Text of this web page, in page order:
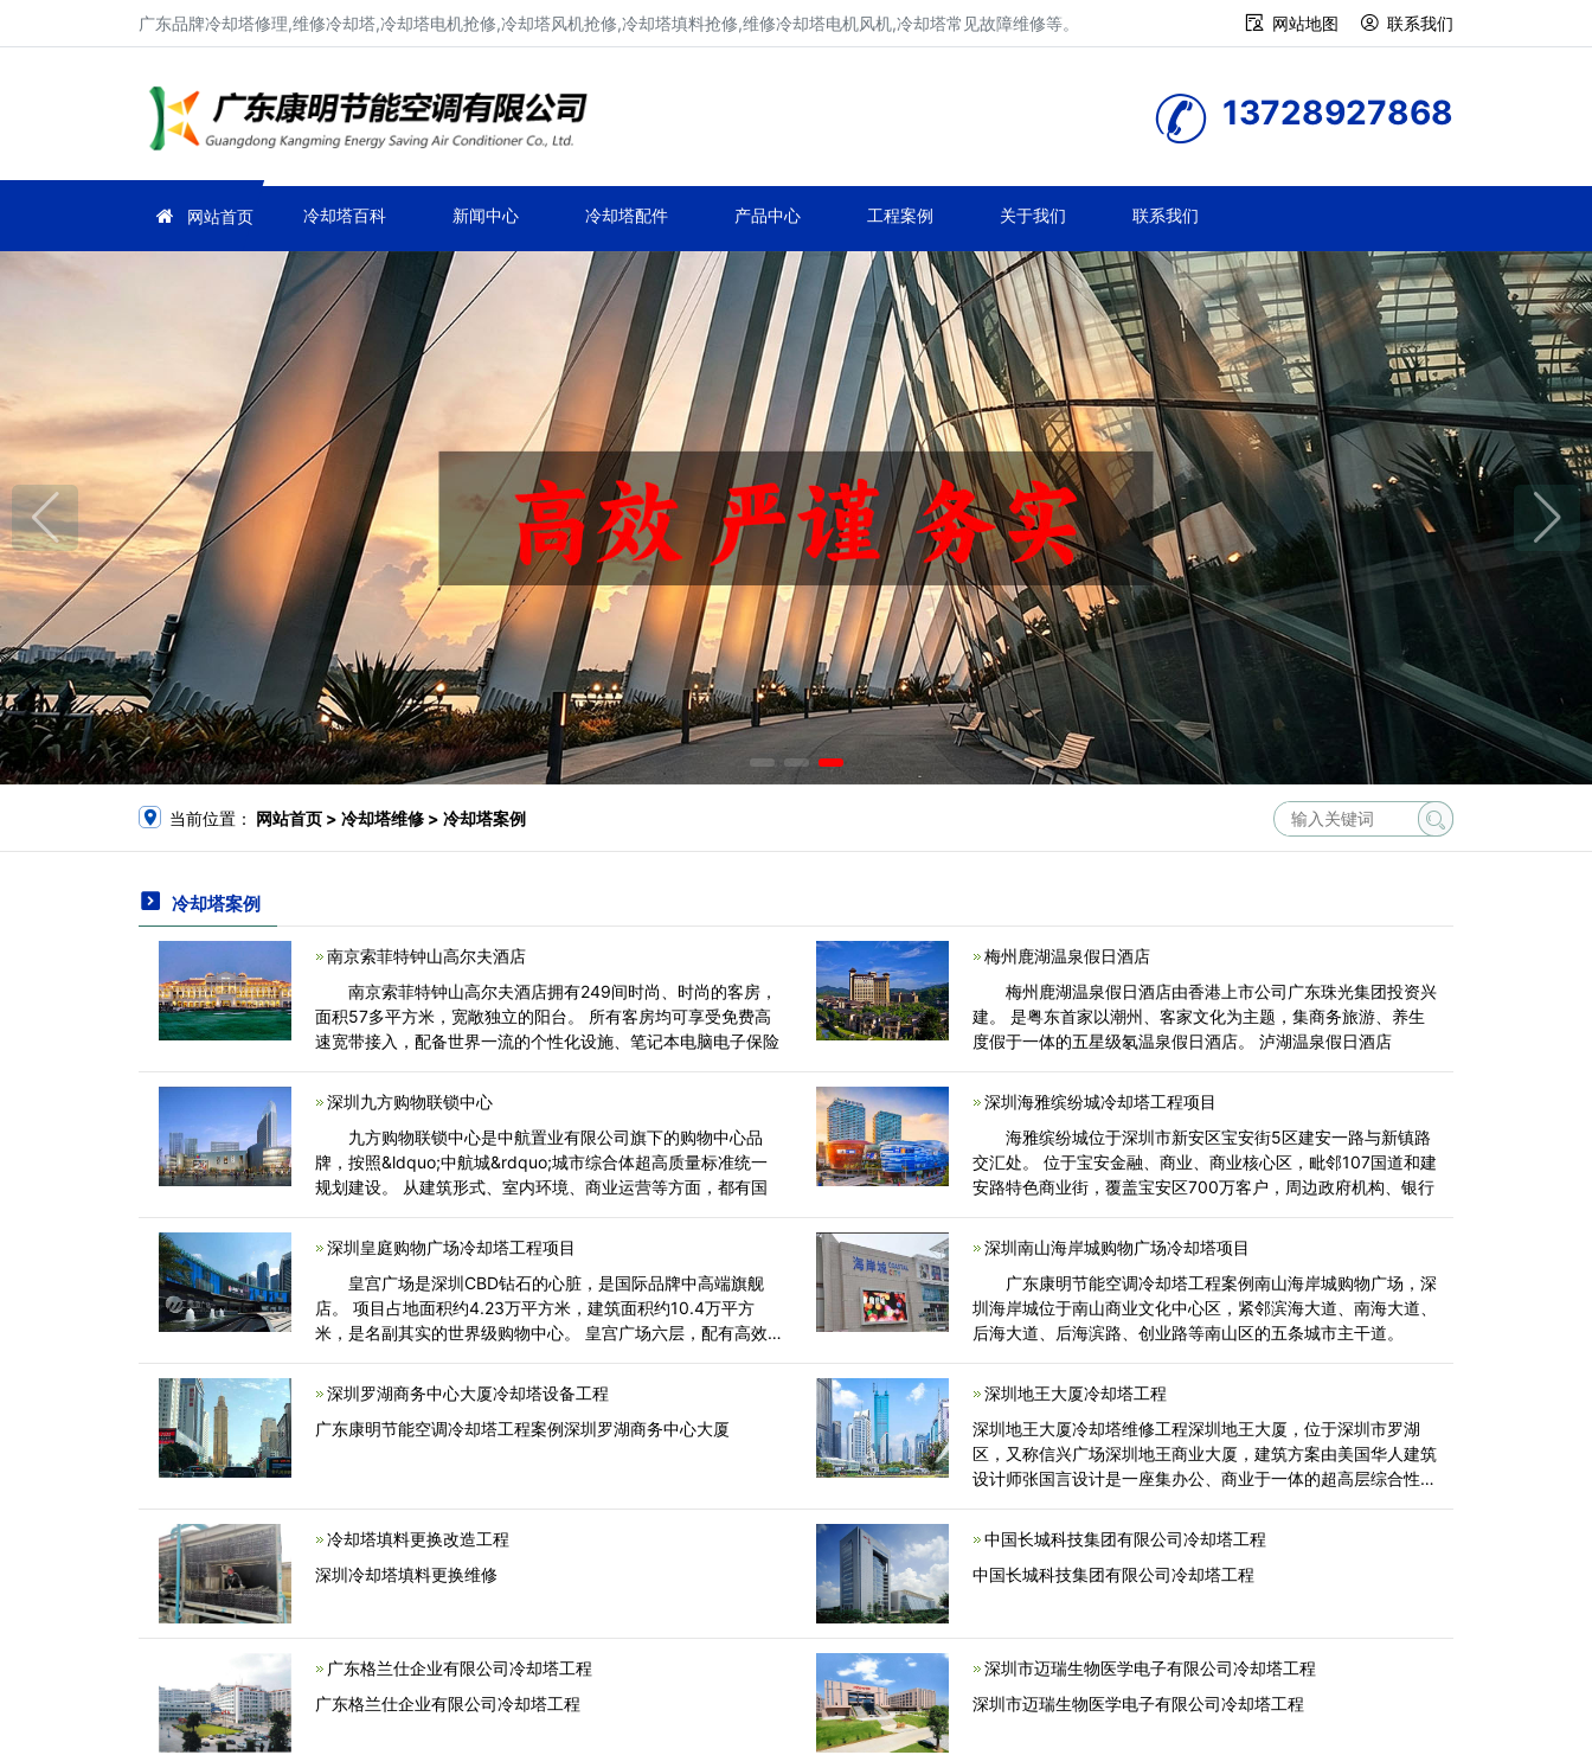
广东品牌冷却塔修理,维修冷却塔,冷却塔电机抢修,冷却塔风机抢修,冷却塔填料抢修,维修冷却塔电机风机,冷却塔常见故障维修等。 网站地图 联系我们
13728927868
网站首页 冷却塔百科 新闻中心 冷却塔配件 产品中心 工程案例 关于我们 联系我们
当前位置： 网站首页 > 冷却塔维修 > 冷却塔案例
冷却塔案例
南京索菲特钟山高尔夫酒店
南京索菲特钟山高尔夫酒店拥有249间时尚、时尚的客房，
面积57多平方米，宽敞独立的阳台。 所有客房均可享受免费高
速宽带接入，配备世界一流的个性化设施、笔记本电脑电子保险
梅州鹿湖温泉假日酒店
梅州鹿湖温泉假日酒店由香港上市公司广东珠光集团投资兴
建。 是粤东首家以潮州、客家文化为主题，集商务旅游、养生
度假于一体的五星级氡温泉假日酒店。 泸湖温泉假日酒店
深圳九方购物联锁中心
九方购物联锁中心是中航置业有限公司旗下的购物中心品
牌，按照&ldquo;中航城&rdquo;城市综合体超高质量标准统一
规划建设。 从建筑形式、室内环境、商业运营等方面，都有国
深圳海雅缤纷城冷却塔工程项目
海雅缤纷城位于深圳市新安区宝安街5区建安一路与新镇路
交汇处。 位于宝安金融、商业、商业核心区，毗邻107国道和建
安路特色商业街，覆盖宝安区700万客户，周边政府机构、银行
深圳皇庭购物广场冷却塔工程项目
皇宫广场是深圳CBD钻石的心脏，是国际品牌中高端旗舰
店。 项目占地面积约4.23万平方米，建筑面积约10.4万平方
米，是名副其实的世界级购物中心。 皇宫广场六层，配有高效
深圳南山海岸城购物广场冷却塔项目
广东康明节能空调冷却塔工程案例南山海岸城购物广场，深
圳海岸城位于南山商业文化中心区，紧邻滨海大道、南海大道、
后海大道、后海滨路、创业路等南山区的五条城市主干道。
深圳罗湖商务中心大厦冷却塔设备工程
广东康明节能空调冷却塔工程案例深圳罗湖商务中心大厦
深圳地王大厦冷却塔工程
深圳地王大厦冷却塔维修工程深圳地王大厦，位于深圳市罗湖
区，又称信兴广场深圳地王商业大厦，建筑方案由美国华人建筑
设计师张国言设计是一座集办公、商业于一体的超高层综合性建
冷却塔填料更换改造工程
深圳冷却塔填料更换维修
中国长城科技集团有限公司冷却塔工程
中国长城科技集团有限公司冷却塔工程
广东格兰仕企业有限公司冷却塔工程
广东格兰仕企业有限公司冷却塔工程
深圳市迈瑞生物医学电子有限公司冷却塔工程
深圳市迈瑞生物医学电子有限公司冷却塔工程